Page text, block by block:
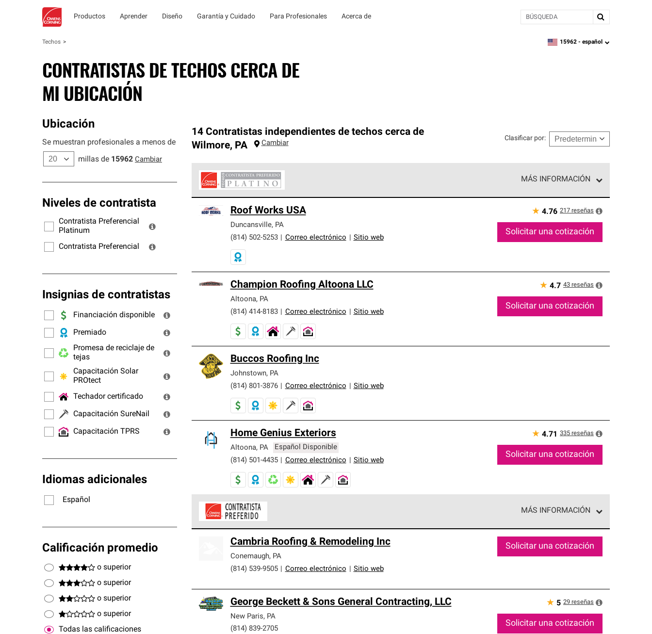
Productos Aprender Diseño Garantía y Cuidado Para Profesionales Acerca de BÚSQUEDA
Techos zipcode,language
15962 - español
CONTRATISTAS DE TECHOS CERCA DE
MI UBICACIÓN
Ubicación
Se muestran profesionales a menos de
millas de 15962 Cambiar
Niveles de contratista
Contratista Preferencial
Platinum
Contratista Preferencial
Insignias de contratistas
Financiación disponible
Premiado
Promesa de reciclaje de
tejas
Capacitación Solar
PROtect
Techador certificado
Capacitación SureNail
Capacitación TPRS
Idiomas adicionales
Español
Calificación promedio
o superior
o superior
o superior
o superior
Todas las calificaciones
14 Contratistas independientes de techos cerca de
Wilmore, PA Cambiar
Clasificar por:
MÁS INFORMACIÓN
cumplen con estándares estrictos de profesionalismo, confiabilidad y destreza incomparable. Solo ellos pueden
ofrecer nuestra mejor garantía de sistemas de techos.
Roof Works USA
Duncansville, PA
(814) 502-5253
Correo electrónico Sitio web
★ 4.76 217 reseñas
Solicitar una cotización
Champion Roofing Altoona LLC
Altoona, PA
(814) 414-8183
Correo electrónico Sitio web
★ 4.7 43 reseñas
Solicitar una cotización
Buccos Roofing Inc
Johnstown, PA
(814) 801-3876
Correo electrónico Sitio web
Home Genius Exteriors
Altoona, PA
Español Disponible
(814) 501-4435
Correo electrónico Sitio web
★ 4.71 335 reseñas
Solicitar una cotización
MÁS INFORMACIÓN
cumplen con altos estándares y requisitos estrictos de profesionalismo y confiabilidad.
Cambria Roofing & Remodeling Inc
Conemaugh, PA
(814) 539-9505
Correo electrónico Sitio web
Solicitar una cotización
George Beckett & Sons General Contracting, LLC
New Paris, PA
(814) 839-2705
★ 5 29 reseñas
Solicitar una cotización